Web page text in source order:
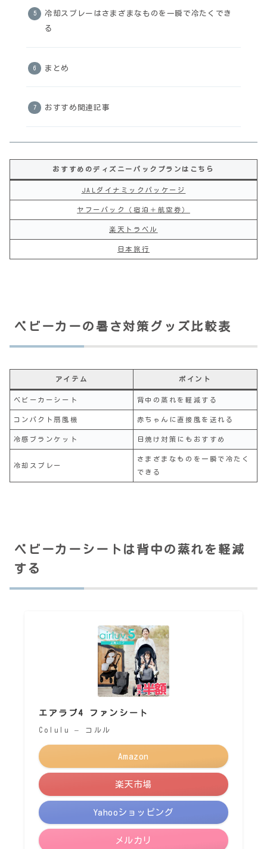
冷却スプレーはさまざまなものを一瞬で冷たくでき
る
まとめ
おすすめ関連記事
おすすめのディズニーパックプランはこちら
JALダイナミックパッケージ
ヤフーパック（宿泊＋航空券）
楽天トラベル
日本旅行
ベビーカーの暑さ対策グッズ比較表
アイテム ポイント
ベビーカーシート 背中の蒸れを軽減する
コンパクト扇風機 赤ちゃんに直接風を送れる
冷感ブランケット 日焼け対策にもおすすめ
冷却スプレー
さまざまなものを一瞬で冷たく
できる
ベビーカーシートは背中の蒸れを軽減
する
エアラブ4 ファンシート
Colulu – コルル
Amazon
楽天市場
Yahooショッピング
メルカリ